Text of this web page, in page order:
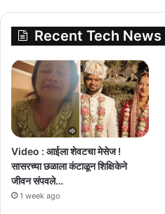
Recent Tech News
Video : आईला शेवटचा मेसेज !
सासरच्या छळाला कंटाळून शिक्षिकेने
जीवन संपवले…
1 week ago